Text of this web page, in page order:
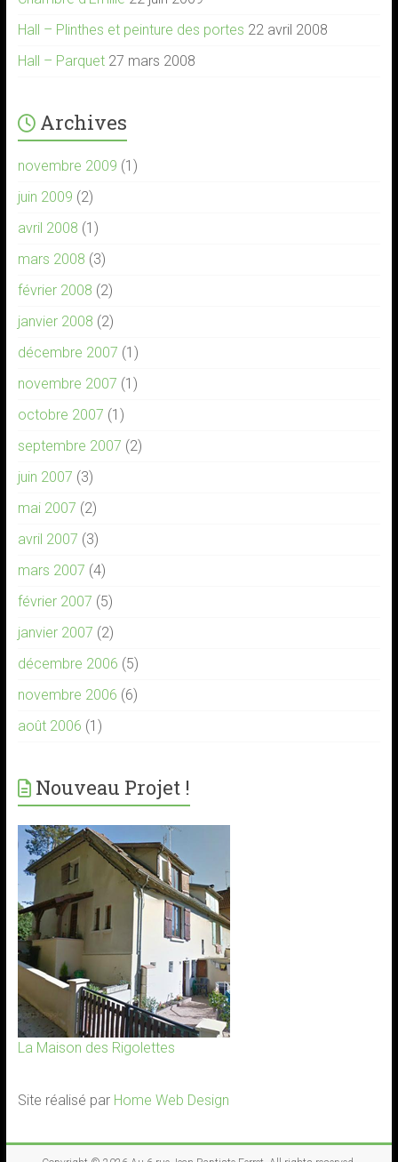
Hall – Plinthes et peinture des portes 22 avril 2008
Hall – Parquet 27 mars 2008
Archives
novembre 2009 (1)
juin 2009 (2)
avril 2008 (1)
mars 2008 (3)
février 2008 (2)
janvier 2008 (2)
décembre 2007 (1)
novembre 2007 (1)
octobre 2007 (1)
septembre 2007 (2)
juin 2007 (3)
mai 2007 (2)
avril 2007 (3)
mars 2007 (4)
février 2007 (5)
janvier 2007 (2)
décembre 2006 (5)
novembre 2006 (6)
août 2006 (1)
Nouveau Projet !
La Maison des Rigolettes
Site réalisé par Home Web Design